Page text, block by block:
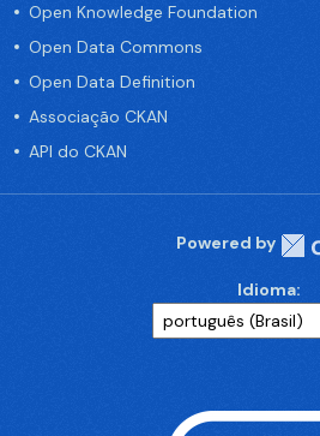
Open Knowledge Foundation
Open Data Commons
Open Data Definition
Associação CKAN
API do CKAN
Powered by
Idioma